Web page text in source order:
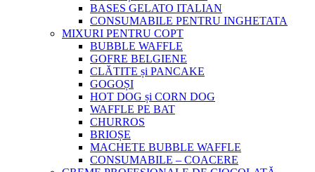
BASES GELATO ITALIAN
CONSUMABILE PENTRU INGHETATA
MIXURI PENTRU COPT
BUBBLE WAFFLE
GOFRE BELGIENE
CLĂTITE și PANCAKE
GOGOȘI
HOT DOG și CORN DOG
WAFFLE PE BAT
CHURROS
BRIOȘE
MACHETE BUBBLE WAFFLE
CONSUMABILE – COACERE